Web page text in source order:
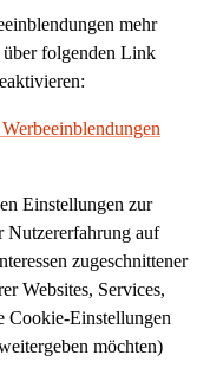
mehr
über folgenden Link
Einstellungen zur
Nutzererfahrung auf
zugeschnittener
Websites, Services,
Cookie-Einstellungen
möchten)